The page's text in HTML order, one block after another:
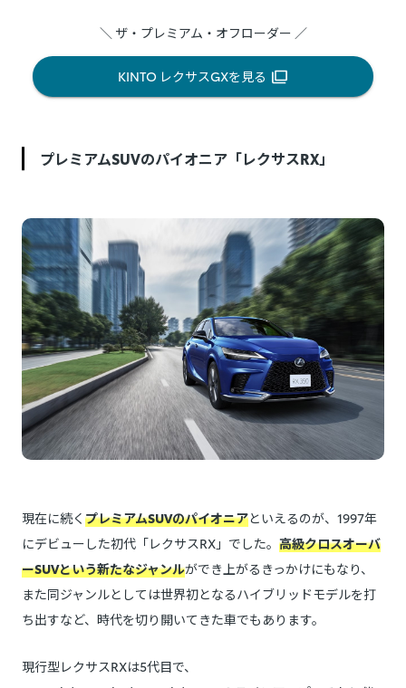
＼ ザ・プレミアム・オフローダー ／
KINTO レクサスGXを見る
プレミアムSUVのパイオニア 「レクサスRX」
現在に続く プレミアムSUVのパイオニアといえるのが、1997年
にデビューした初代「レクサスRX」でした。 高級クロスオーバ
ーSUVという新たなジャンルができ上がるきっかけにもなり、
また同ジャンルとしては世界初となるハイブリッドモデルを打
ち出すなど、時代を切り開いてきた車でもあります。
現行型レクサスRXは5代目で、